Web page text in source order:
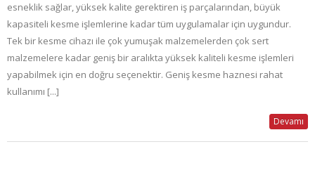
esneklik sağlar, yüksek kalite gerektiren iş parçalarından, büyük
kapasiteli kesme işlemlerine kadar tüm uygulamalar için uygundur.
Tek bir kesme cihazı ile çok yumuşak malzemelerden çok sert
malzemelere kadar geniş bir aralıkta yüksek kaliteli kesme işlemleri
yapabilmek için en doğru seçenektir. Geniş kesme haznesi rahat
kullanımı [...]
Devamı